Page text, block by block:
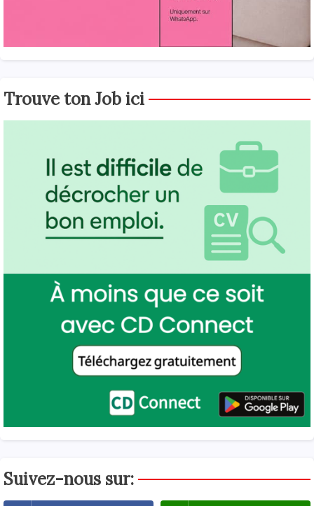
Trouve ton Job ici
Suivez-nous sur: